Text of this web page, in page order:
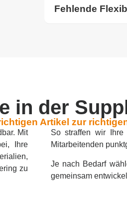
Fehlende
in der
Artikel zur
Mit
Ihre
zu
So straffen wir Ihre
Mitarbeitenden
Je nach Bedarf
gemeinsam